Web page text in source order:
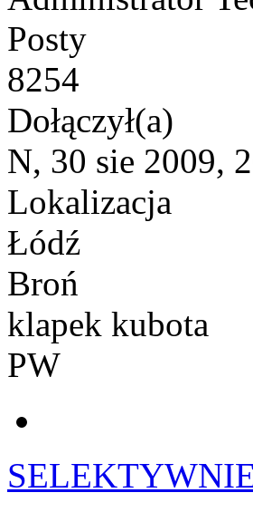
Posty
8254
Dołączył(a)
N, 30 sie 2009,
Lokalizacja
Łódź
Broń
klapek kubota
PW